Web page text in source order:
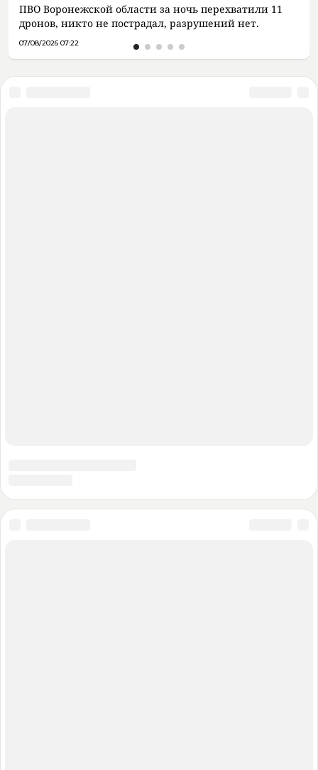
ПВО Воронежской области за ночь перехватили 11
дронов, никто не пострадал, разрушений нет.
07/08/2026 07:22